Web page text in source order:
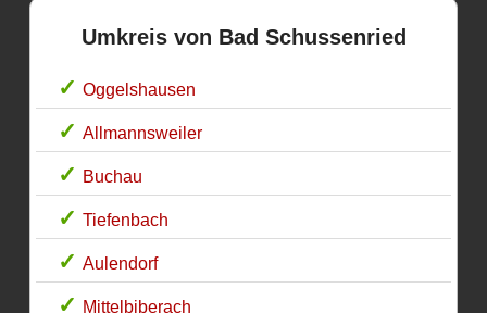
Umkreis von Bad Schussenried
Oggelshausen
Allmannsweiler
Buchau
Tiefenbach
Aulendorf
Mittelbiberach